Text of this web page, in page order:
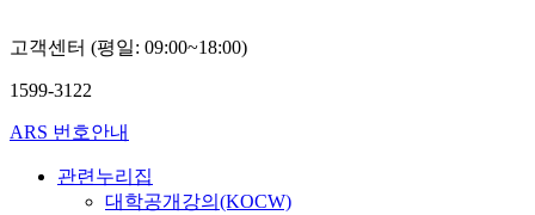
고객센터 (평일: 09:00~18:00)
1599-3122
ARS 번호안내
관련누리집
대학공개강의(KOCW)